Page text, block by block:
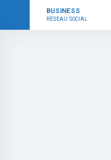
BUSINESS
RÉSEAU SOCIAL